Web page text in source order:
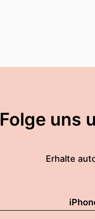
Folge uns
Erhalte